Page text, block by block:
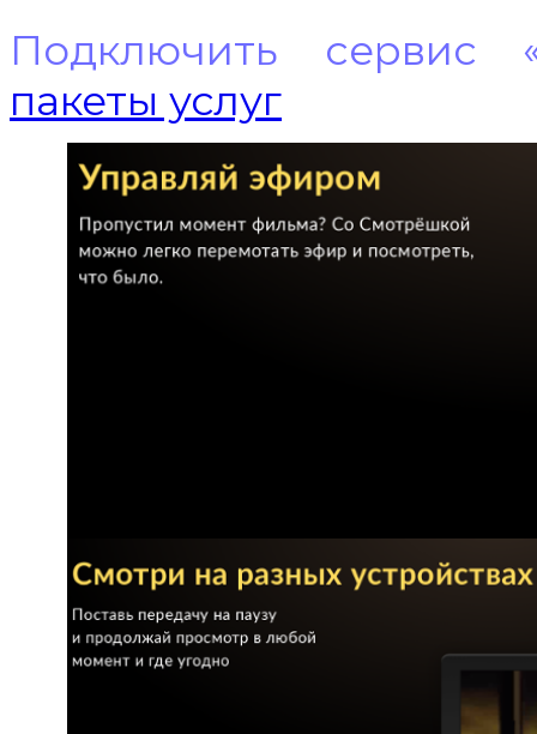
Подключить сервис
пакеты услуг